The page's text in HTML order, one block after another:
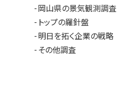
岡山県の景気観測調査
トップの羅針盤
明日を拓く企業の戦略
その他調査